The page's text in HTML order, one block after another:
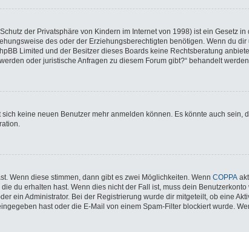
der Privatsphäre von Kindern im Internet von 1998) ist ein Gesetz
des oder der Erziehungsberechtigten benötigen. Wenn du
Limited und der Besitzer dieses Boards keine Rechtsberatung
oder juristische Anfragen zu diesem Forum gibt?“ behandelt werden.
keine neuen Benutzer mehr anmelden können. Es könnte auch sein,
Wenn diese stimmen, dann gibt es zwei Möglichkeiten. Wenn COPPA
du erhalten hast. Wenn dies nicht der Fall ist, muss dein
ein Administrator. Bei der Registrierung wurde dir mitgeteilt, ob eine
hast oder die E-Mail von einem Spam-Filter blockiert wurde.